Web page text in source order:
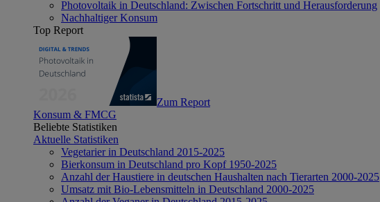
Photovoltaik in Deutschland: Zwischen Fortschritt und Herausforderung
Nachhaltiger Konsum
Top Report
Zum Report
Konsum & FMCG
Beliebte Statistiken
Aktuelle Statistiken
Vegetarier in Deutschland 2015-2025
Bierkonsum in Deutschland pro Kopf 1950-2025
Anzahl der Haustiere in deutschen Haushalten nach Tierarten 2000-2025
Umsatz mit Bio-Lebensmitteln in Deutschland 2000-2025